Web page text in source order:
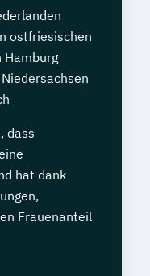
ostfriesischen
Hamburg
dass
hat dank
Frauenanteil